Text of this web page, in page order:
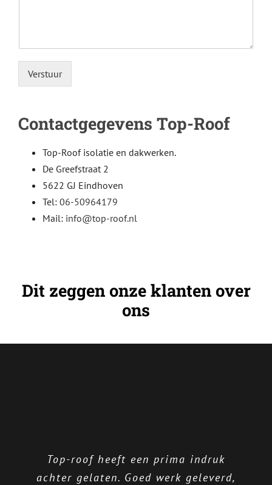
Verstuur
Contactgegevens Top-Roof
Top-Roof isolatie en dakwerken.
De Greefstraat 2
5622 GJ Eindhoven
Tel: 06-50964179
Mail: info@top-roof.nl
Dit zeggen onze klanten over
ons
Top-roof heeft een prima indruk
achter gelaten. Goed werk geleverd,
Top Roof heeft vorig jaar de
dakbedekking van ons (platte) dak
Top Roof dakwerken i.v.m. een
lekkage gebeld. Het probleem werd